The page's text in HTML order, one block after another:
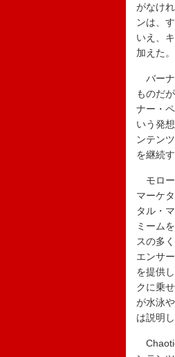
がなけ
ンは、
いえ、
加えた。
バーナ
ものだ
ナー・
いう発
ンテン
を継続
モロー
マーケ
タル・
ミーム
スの多
エンサ
を提供
クに乗
が水泳
は説明し